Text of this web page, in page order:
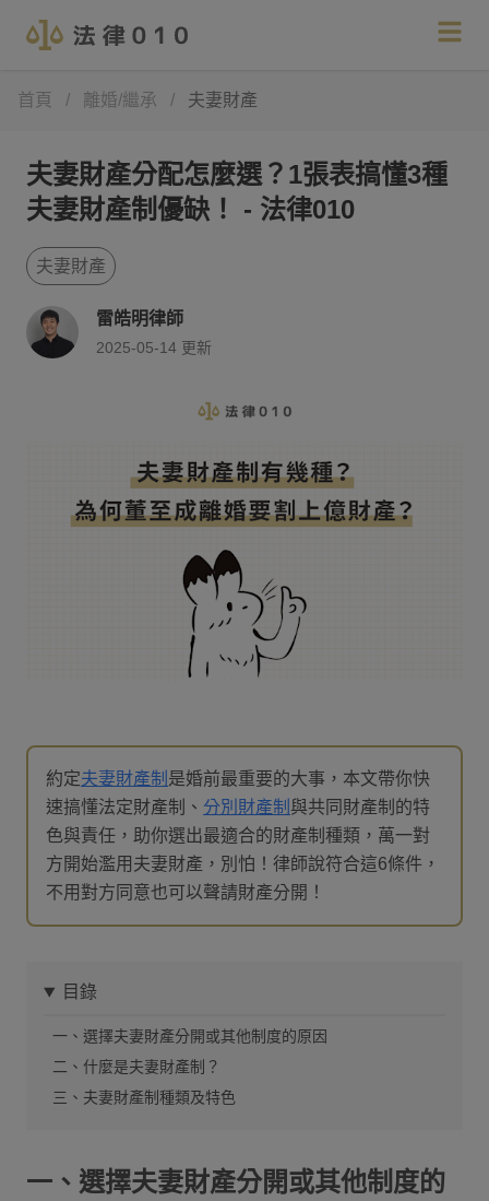
首頁 / 離婚/繼承 / 夫妻財產
夫妻財產分配怎麼選？1張表搞懂3種
夫妻財產制優缺！ - 法律010
夫妻財產
雷皓明律師
2025-05-14 更新
約定夫妻財產制 是婚前最重要的大事，本文帶你快
速搞懂法定財產制、 分別財產制 與共同財產制的特
色與責任，助你選出最適合的財產制種類，萬一對
方開始濫用夫妻財產，別怕！律師說符合這6條件，
不用對方同意也可以聲請財產分開！
目錄
一、選擇夫妻財產分開或其他制度的原因
二、什麼是夫妻財產制？
三、夫妻財產制種類及特色
一、選擇夫妻財產分開或其他制度的